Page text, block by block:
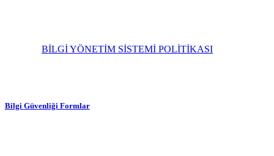
BİLGİ YÖNETİM SİSTEMİ POLİTİKASI
Bilgi Güvenliği Formlar